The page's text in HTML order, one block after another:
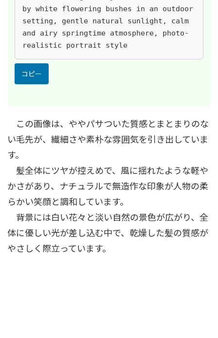
by white flowering bushes in an outdoor
setting, gentle natural sunlight, calm
and airy springtime atmosphere, photo-
realistic portrait style
コピー
この画像は、ややパサついた質感とまとまりのな
い毛先が、繊細さや素朴な雰囲気を引き出していま
す。
髪全体にツヤが控えめで、風に揺れたような軽や
かさがあり、ナチュラルで無造作な印象が人物の柔
らかい笑顔と調和しています。
背景には白い花々と淡い自然の景色が広がり、全
体に優しい光が差し込む中で、乾燥した髪の質感が
やさしく際立っています。